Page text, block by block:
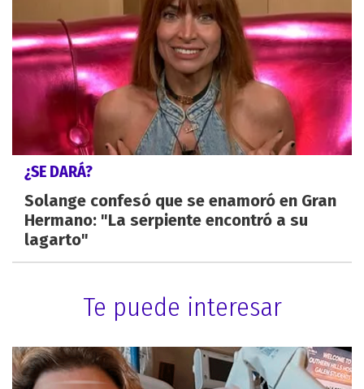
¿SE DARÁ?
Solange confesó que se enamoró en Gran
Hermano: "La serpiente encontró a su
lagarto"
Te puede interesar